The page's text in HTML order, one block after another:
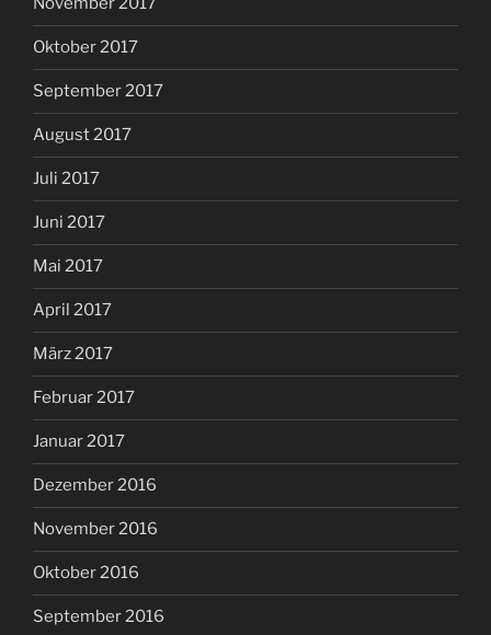
Oktober 2017
September 2017
August 2017
Juli 2017
Juni 2017
Mai 2017
April 2017
März 2017
Februar 2017
Januar 2017
Dezember 2016
November 2016
Oktober 2016
September 2016